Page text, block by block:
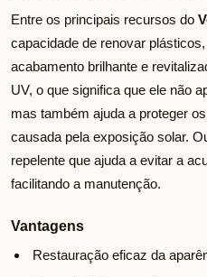
Entre os principais recursos do
capacidade de renovar
acabamento brilhante e
UV, o que significa que ele não
mas também ajuda a proteger
causada pela exposição solar.
repelente que ajuda a evitar a
facilitando a manutenção.
Vantagens
Restauração eficaz da